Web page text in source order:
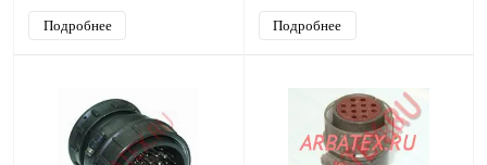
Подробнее Подробнее